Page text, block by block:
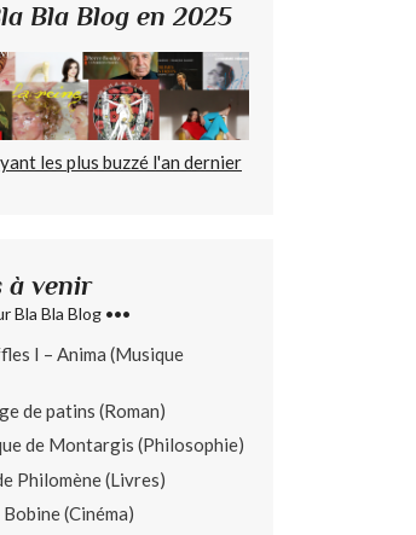
Bla Blog en 2025
les plus buzzé l'an dernier
à venir
Bla Bla Blog •••
I – Anima (Musique
de patins (Roman)
de Montargis (Philosophie)
Philomène (Livres)
(Cinéma)